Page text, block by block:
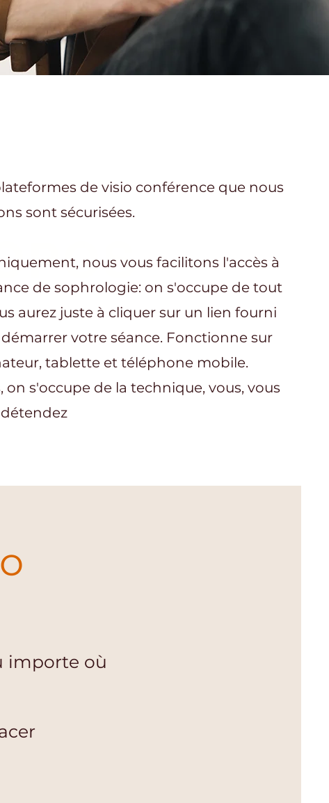
de visio conférence que nous
sont sécurisées.
nous vous facilitons l'accès à
de sophrologie: on s'occupe de tout
aurez juste à cliquer sur un lien fourni
votre séance. Fonctionne sur
tablette et téléphone mobile.
on s'occupe de la technique, vous, vous
importe où